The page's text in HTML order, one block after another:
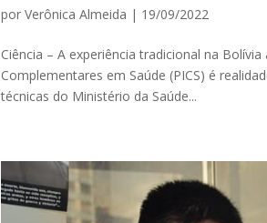
porVerônica Almeida | 19/09/2022
Ciência – A experiência tradicional na
Complementares em Saúde (PICS) é
técnicas do Ministério da Saúde...